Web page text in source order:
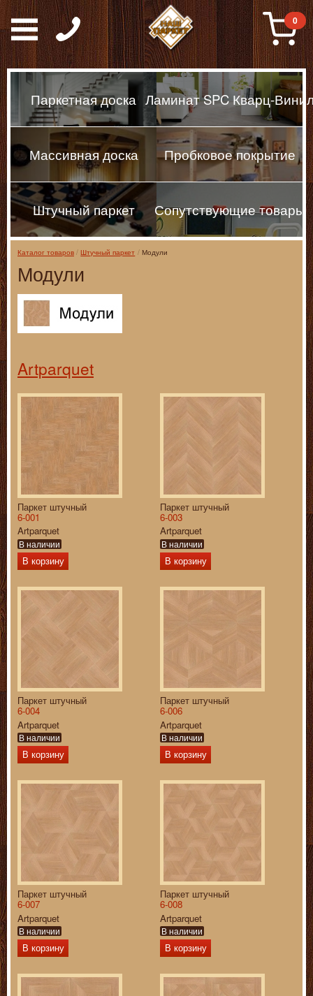
Паркет, Штучный
0
Паркетная доска Ламинат SPC Кварц-
Массивная доска Пробковое покрытие
Штучный паркет Сопутствующие товары
Каталог товаров Штучный паркет Модули
Модули
Artparquet
Паркет штучный
6-001
Artparquet
В наличии
В корзину
Паркет штучный
6-003
Artparquet
В наличии
В корзину
Паркет штучный
6-004
Artparquet
В наличии
В корзину
Паркет штучный
6-006
Artparquet
В наличии
В корзину
Паркет штучный
6-007
Artparquet
В наличии
В корзину
Паркет штучный
6-008
Artparquet
В наличии
В корзину